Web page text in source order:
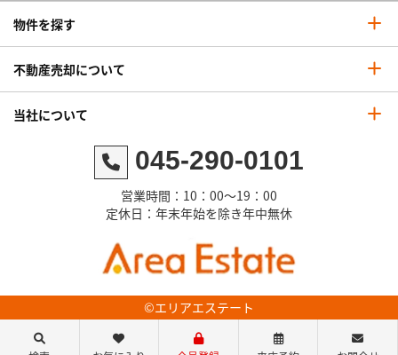
物件を探す
不動産売却について
当社について
045-290-0101
営業時間：10：00～19：00
定休日：年末年始を除き年中無休
©エリアエステート